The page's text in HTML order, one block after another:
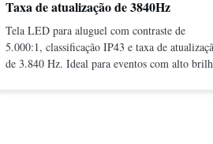
Taxa de atualização de 3840Hz
Tela LED para aluguel com contraste de
5.000:1, classificação IP43 e taxa de
de 3.840 Hz. Ideal para eventos com alto